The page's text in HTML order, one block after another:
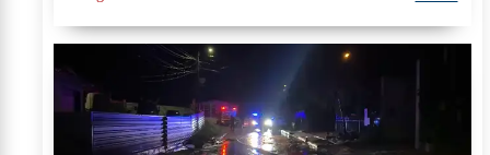
intervenția salvatorilor. Pompierii din cadrul...